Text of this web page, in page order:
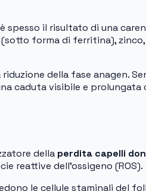
spesso il risultato di una
forma di ferritina), zinco,
della fase anagen.
caduta visibile e
della perdita capelli
reattive dell’ossigeno (ROS).
le cellule staminali del